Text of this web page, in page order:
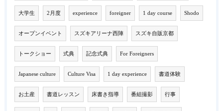
大学生 2月度 experience foreigner 1 day course Shodo
オープンイベント スズキアリーナ西陣 スズキ自販京都
トークショー 式典 記念式典 For Foreigners
Japanese culture Culture Visa 1 day experience 書道体験
お土産 書道レッスン 床書き指導 番組撮影 行事